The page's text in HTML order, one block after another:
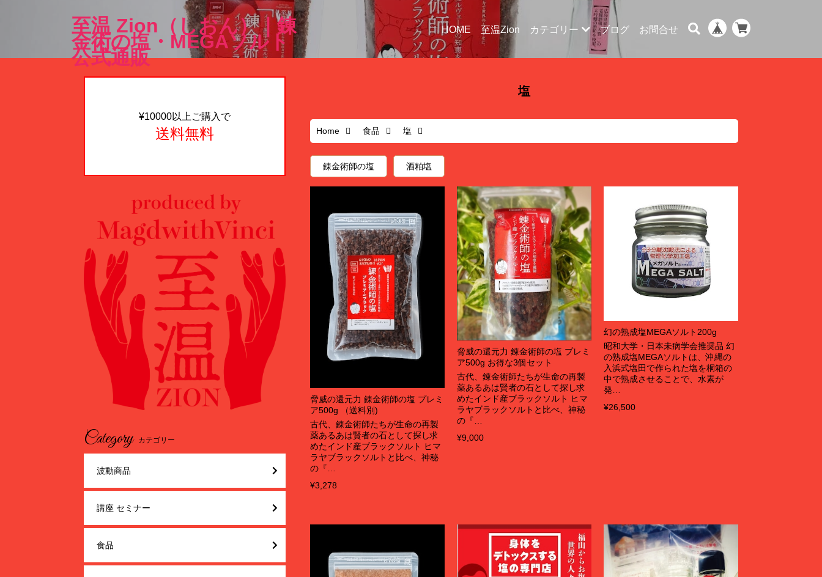
至温 Zion（しおん）｜錬
金術の塩・MEGAソルト
公式通販
HOME 至温Zion カテゴリー ブログ お問合せ
塩
Home 食品 塩
錬金術師の塩 酒粕塩
脅威の還元力 錬金術師の塩 プレミ
ア500g （送料別)
古代、錬金術師たちが生命の再製
薬あるあは賢者の石として探し求
めたインド産ブラックソルト ヒマ
ラヤブラックソルトと比べ、神秘
の『…
¥3,278
脅威の還元力 錬金術師の塩 プレミ
ア500g お得な3個セット
古代、錬金術師たちが生命の再製
薬あるあは賢者の石として探し求
めたインド産ブラックソルト ヒマ
ラヤブラックソルトと比べ、神秘
の『…
¥9,000
幻の熟成塩MEGAソルト200g
昭和大学・日本未病学会推奨品 幻
の熟成塩MEGAソルトは、沖縄の
入浜式塩田で作られた塩を桐箱の
中で熟成させることで、水素が
発…
¥26,500
¥10000以上ご購入で
送料無料
Category カテゴリー
波動商品
講座 セミナー
食品